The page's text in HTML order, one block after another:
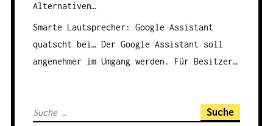
Alternativen…
Smarte Lautsprecher: Google Assistant
quatscht bei…Der Google Assistant soll
angenehmer im Umgang werden. Für Besitzer…
S